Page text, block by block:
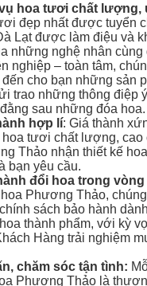
hoa tươi chất lượng,
đẹp nhất được tuyển
Lạt được làm điệu và
những nghệ nhân cùng
nghiệp – toàn tâm,
đến cho bạn những sản
trao những thông điệp
sau những đóa hoa.
hợp lí: Giá thành
hoa tươi chất lượng, cao
Thảo nhận thiết kế
bạn yêu cầu.
đổi hoa trong vòng
Phương Thảo,
sách bảo hành
thành phẩm, với kỳ
Hàng trải nghiệm
chăm sóc tận tình:
Phương Thảo là